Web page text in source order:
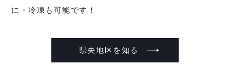
に・冷凍も可能です！
県央地区を知る